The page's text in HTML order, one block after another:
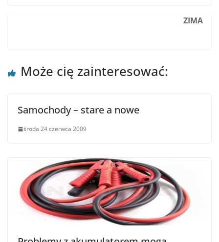
ZIMA
Może cię zainteresować:
Samochody – stare a nowe
środa 24 czerwca 2009